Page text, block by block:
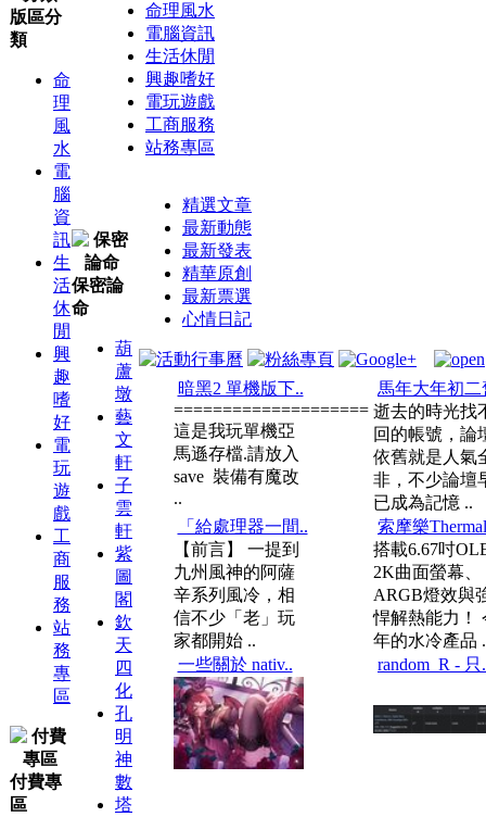
版區分
類
命
理
風
水
電
腦
資
訊
生
活
休
閒
興
趣
嗜
好
電
玩
遊
戲
工
商
服
務
站
務
專
區
付費專
區
保密論
命
葫
蘆
墩
藝
文
軒
子
雲
軒
紫
圖
閣
欽
天
四
化
孔
明
神
數
塔
命理風水
電腦資訊
生活休閒
興趣嗜好
電玩遊戲
工商服務
站務專區
精選文章
最新動態
最新發表
精華原創
最新票選
心情日記
暗黑2 單機版下..
====================
這是我玩單機亞
馬遜存檔.請放入
save 裝備有魔改
..
馬年大年初二
逝去的時光找
回的帳號，論
依舊就是人氣
非，不少論壇
已成為記憶 ..
「給處理器一間..
【前言】 一提到
九州風神的阿薩
辛系列風冷，相
信不少「老」玩
家都開始 ..
索摩樂
搭載6.67吋
2K曲面螢幕、
ARGB燈效與
悍解熱能力！
年的水冷產品
一些關於 nativ..
random_R - 只